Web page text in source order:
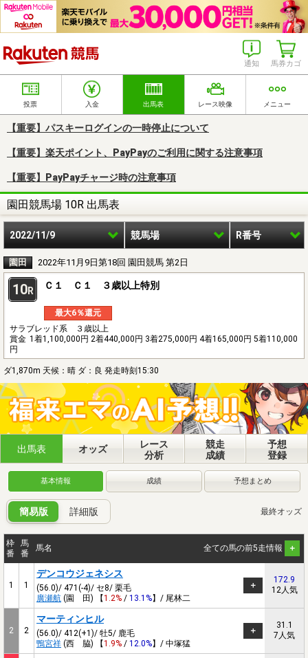
馬券カゴ
通知
投票 入金 出馬表 レース映像 メニュー
【重要】パスキーログインの一時停止について
【重要】楽天ポイント、PayPayのご利用に関する注意事項
【重要】PayPayチャージ時の注意事項
園田競馬場 10R 出馬表
2022/11/9 競馬場 R番号
園田 2022年11月9日第18回 園田競馬 第2日
10R Ｃ１ Ｃ１ ３歳以上特別
最大6％還元
サラブレッド系 ３歳以上
賞金 1着1,100,000円 2着440,000円 3着275,000円 4着165,000円 5着110,000
円
ダ1,870m 天候：晴 ダ：良 発走時刻15:30
出馬表 オッズ
レース
分析
競走
成績
予想
登録
基本情報 成績 予想まとめ
簡易版 詳細版 最終オッズ
枠
番
馬
番
馬名 全ての馬の前5走情報
1 1
デンコウジェネシス
(56.0)/ 471(-4)/ セ8/ 栗毛
廣瀬航 (園 田) 【1.2% / 13.1%】/ 尾林二
172.9
12人気
2 2
マーティンヒル
(56.0)/ 412(+1)/ 牡5/ 鹿毛
鴨宮祥 (西 脇) 【1.9% / 12.0%】/ 中塚猛
31.1
7人気